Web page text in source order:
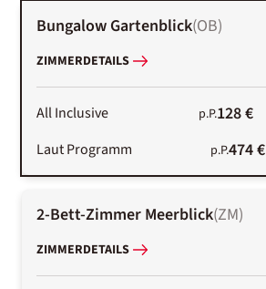
Bungalow Gartenblick(OB)
ZIMMERDETAILS
All Inclusive p.P.128 €
Laut Programm p.P.474 €
2-Bett-Zimmer Meerblick(ZM)
ZIMMERDETAILS